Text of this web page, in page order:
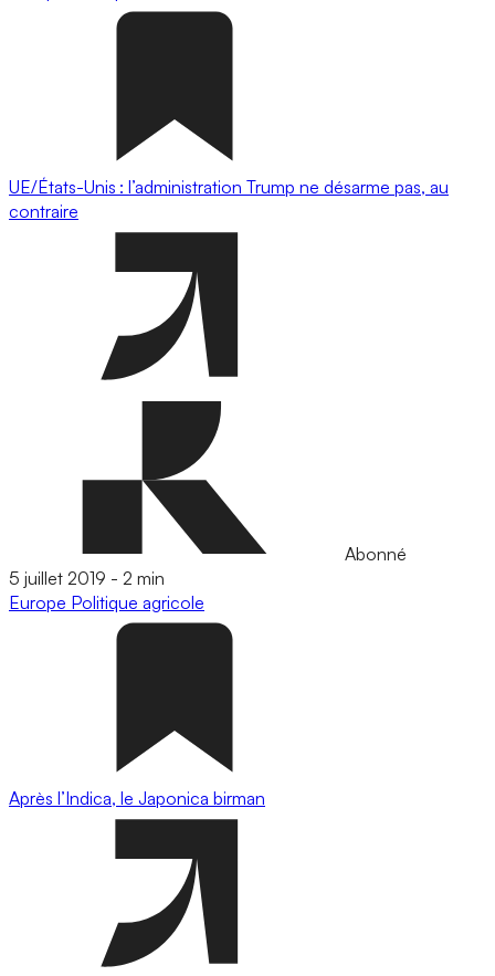
UE/États-Unis : l’administration Trump ne désarme pas, au
contraire
Abonné
5 juillet 2019 - 2 min
Europe Politique agricole
Après l’Indica, le Japonica birman